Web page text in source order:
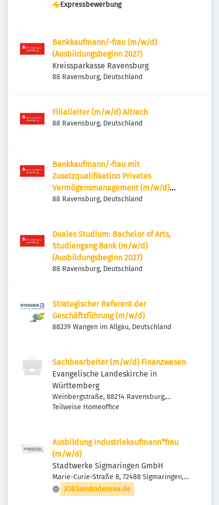
Expressbewerbung
Bankkaufmann/-frau (m/w/d)
(Ausbildungsbeginn 2027)
Kreissparkasse Ravensburg
88 Ravensburg, Deutschland
Filialleiter (m/w/d) Aitrach
88 Ravensburg, Deutschland
Bankkaufmann/-frau mit
Zusatzqualifikation Privates
Vermögensmanagement (m/w/d)
(Ausbildungsbeginn 2027)
88 Ravensburg, Deutschland
Duales Studium: Bachelor of Arts,
Studiengang Bank (m/w/d)
(Ausbildungsbeginn 2027)
88 Ravensburg, Deutschland
Strategischer Referent der
Geschäftsführung (m/w/d)
88239 Wangen im Allgäu, Deutschland
Sachbearbeiter (m/w/d) Finanzwesen
Evangelische Landeskirche in
Württemberg
Weinbergstraße, 88214 Ravensburg,
Deutschland
Teilweise Homeoffice
Ausbildung Industriekaufmann*frau
(m/w/d)
Stadtwerke Sigmaringen GmbH
Marie-Curie-Straße 8, 72488 Sigmaringen,
Deutschland
JOBSamBodensee.de